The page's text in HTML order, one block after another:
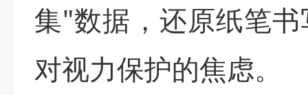
集"数据，还原纸笔
对视力保护的焦虑。